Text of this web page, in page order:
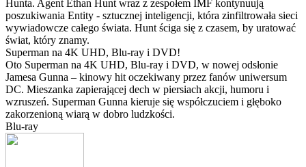
Hunta. Agent Ethan Hunt wraz z zespołem IMF kontynuują
poszukiwania Entity - sztucznej inteligencji, która zinfiltrowała sieci
wywiadowcze całego świata. Hunt ściga się z czasem, by uratować
świat, który znamy.
Superman na 4K UHD, Blu-ray i DVD!
Oto Superman na 4K UHD, Blu-ray i DVD, w nowej odsłonie
Jamesa Gunna – kinowy hit oczekiwany przez fanów uniwersum
DC. Mieszanka zapierającej dech w piersiach akcji, humoru i
wzruszeń. Superman Gunna kieruje się współczuciem i głęboko
zakorzenioną wiarą w dobro ludzkości.
Blu-ray